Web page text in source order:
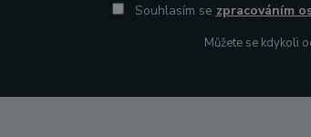
Souhlasím se zpracováním
Můžete se kdykoli